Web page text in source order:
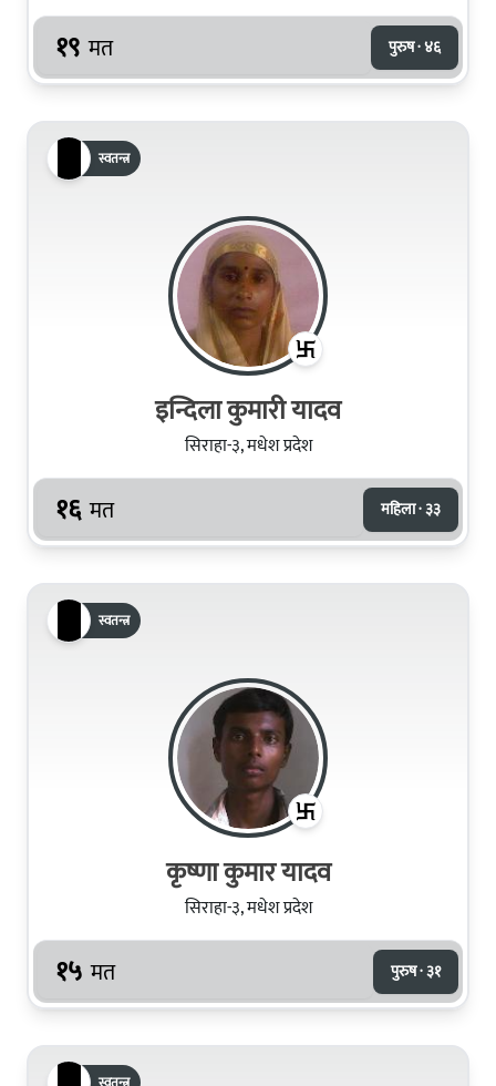
१९ मत पुरुष · ४६
स्वतन्त्र
इन्दिला कुमारी यादव
सिराहा-३, मधेश प्रदेश
१६ मत महिला · ३३
स्वतन्त्र
कृष्णा कुमार यादव
सिराहा-३, मधेश प्रदेश
१५ मत पुरुष · ३१